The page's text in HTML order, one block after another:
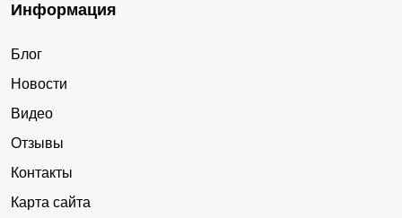
Информация
Блог
Новости
Видео
Отзывы
Контакты
Карта сайта